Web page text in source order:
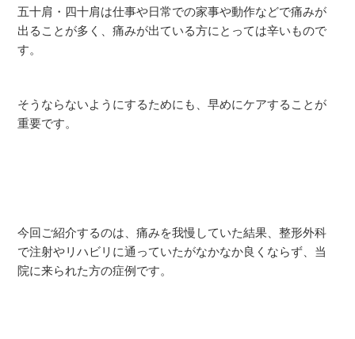
五十肩・四十肩は仕事や日常での家事や動作などで痛みが
出ることが多く、痛みが出ている方にとっては辛いもので
す。
そうならないようにするためにも、早めにケアすることが
重要です。
今回ご紹介するのは、痛みを我慢していた結果、整形外科
で注射やリハビリに通っていたがなかなか良くならず、当
院に来られた方の症例です。